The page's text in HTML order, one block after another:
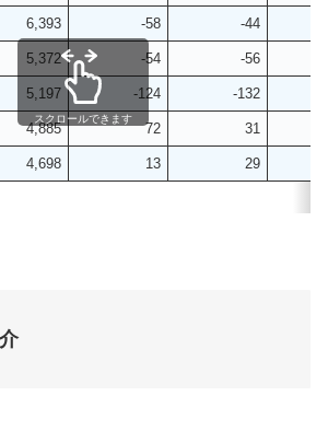
6,393 -58 -44
5,372 -54 -56
5,197 -124 -132
4,885 72 31
4,698 13 29
スクロールできます